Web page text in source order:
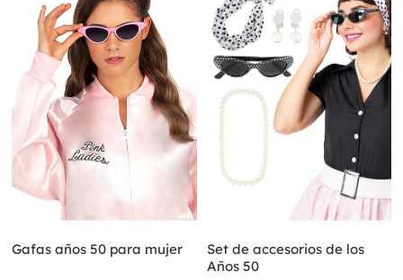
Gafas años 50 para mujer
Set de accesorios de los
Años 50